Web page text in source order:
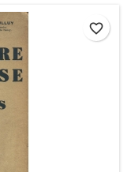
favorite_border